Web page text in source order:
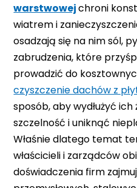
warstwowejchroni
wiatrem i
osadzają się na nim sól,
zabrudzenia, które
prowadzić do
czyszczenie dachów z
sposób, aby wydłużyć
szczelność i uniknąć
Właśnie dlatego temat
właścicieli i zarządców
doświadczenia firm